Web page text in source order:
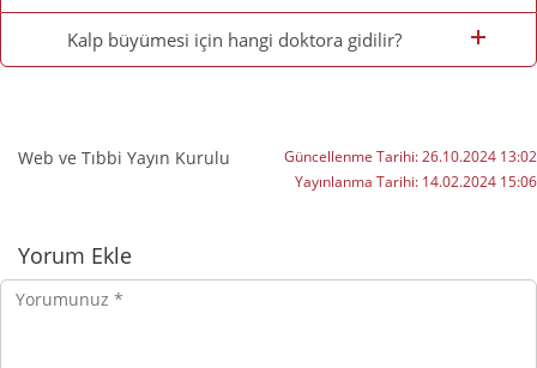
Kalp büyümesi için hangi doktora gidilir?
Web ve Tıbbi Yayın Kurulu Güncellenme Tarihi:26.10.2024 13:02
Yayınlanma Tarihi: 14.02.2024 15:06
Yorumlar
Yorum Ekle
Yorumunuz